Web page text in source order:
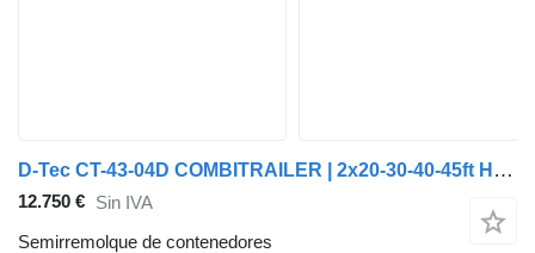
D-Tec CT-43-04D COMBITRAILER | 2x20-30-40-45ft HC * STEERING AXLE * LI
12.750 € Sin IVA
Semirremolque de contenedores